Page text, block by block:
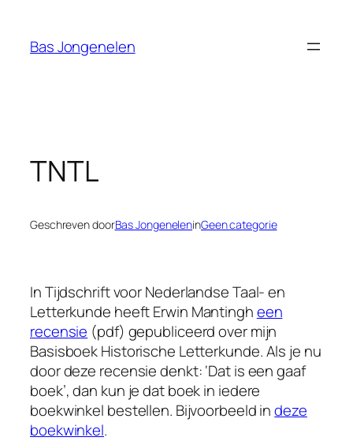
Bas Jongenelen
TNTL
Geschreven doorBas JongeneleninGeen categorie
InTijdschrift voor Nederlandse Taal- en
Letterkunde heeft Erwin Mantingheen
recensie (pdf) gepubliceerd over mijn
Basisboek Historische Letterkunde. Als je nu
door deze recensie denkt: ‘Dat is een gaaf
boek’, dan kun je dat boek in iedere
boekwinkel bestellen. Bijvoorbeeld indeze
boekwinkel.